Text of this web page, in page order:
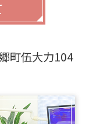
町伍大力104